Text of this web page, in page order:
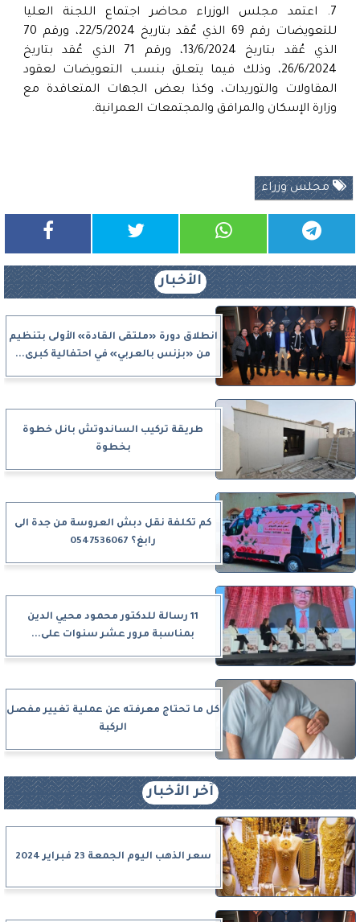
7. اعتمد مجلس الوزراء محاضر اجتماع اللجنة العليا
للتعويضات رقم 69 الذي عٌقد بتاريخ 22/5/2024، ورقم 70
الذي عُقد بتاريخ 13/6/2024، ورقم 71 الذي عُقد بتاريخ
26/6/2024، وذلك فيما يتعلق بنسب التعويضات لعقود
المقاولات والتوريدات، وكذا بعض الجهات المتعاقدة مع
وزارة الإسكان والمرافق والمجتمعات العمرانية.
مجلس وزراء
الأخبار
انطلاق دورة «ملتقى القادة» الأولى بتنظيم
من «بزنس بالعربي» في احتفالية كبرى...
طريقة تركيب الساندوتش بانل خطوة
بخطوة
كم تكلفة نقل دبش العروسة من جدة الى
رابغ؟ 0547536067
11 رسالة للدكتور محمود محيي الدين
بمناسبة مرور عشر سنوات على...
كل ما تحتاج معرفته عن عملية تغيير مفصل
الركبة
آخر الأخبار
سعر الذهب اليوم الجمعة 23 فبراير 2024